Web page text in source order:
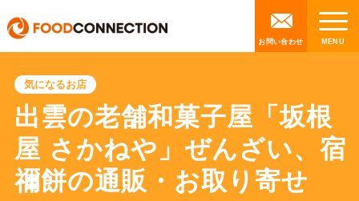
お問い合わせ
気になるお店
出雲の老舗和菓子屋「坂根
屋 さかねや」ぜんざい、宿
禰餅の通販・お取り寄せ